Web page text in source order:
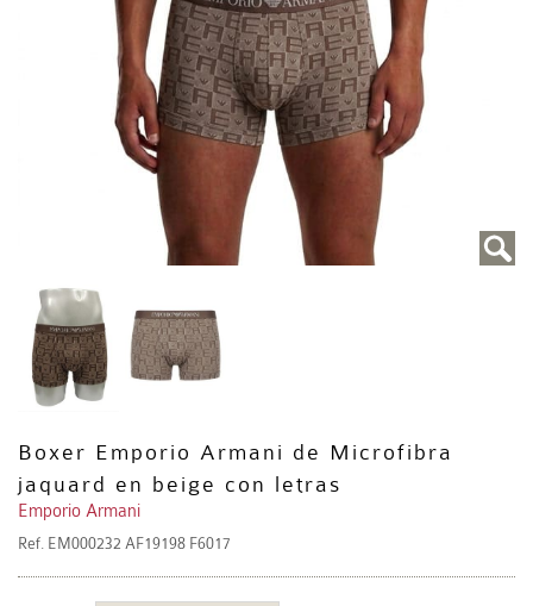
Boxer Emporio Armani de Microfibra
jaquard en beige con letras
Emporio Armani
Ref. EM000232 AF19198 F6017